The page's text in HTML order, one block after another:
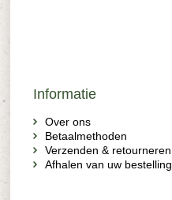
Informatie
Over ons
Betaalmethoden
Verzenden & retourneren
Afhalen van uw bestelling